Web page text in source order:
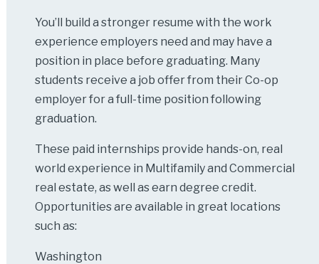
You’ll build a stronger resume with the work
experience employers need and may have a
position in place before graduating. Many
students receive a job offer from their Co-op
employer for a full-time position following
graduation.
These paid internships provide hands-on, real
world experience in Multifamily and Commercial
real estate, as well as earn degree credit.
Opportunities are available in great locations
such as:
Washington